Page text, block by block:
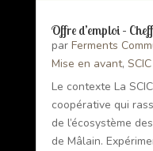
Offre d’emploi –
par Ferments
Mise en avant, SCIC
Le contexte La
coopérative qui
de l’écosystème
de Mâlain.